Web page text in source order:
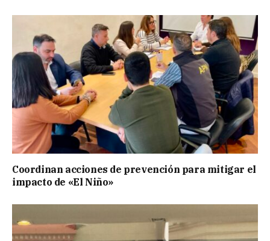
Coordinan acciones de prevención para mitigar el
impacto de «El Niño»